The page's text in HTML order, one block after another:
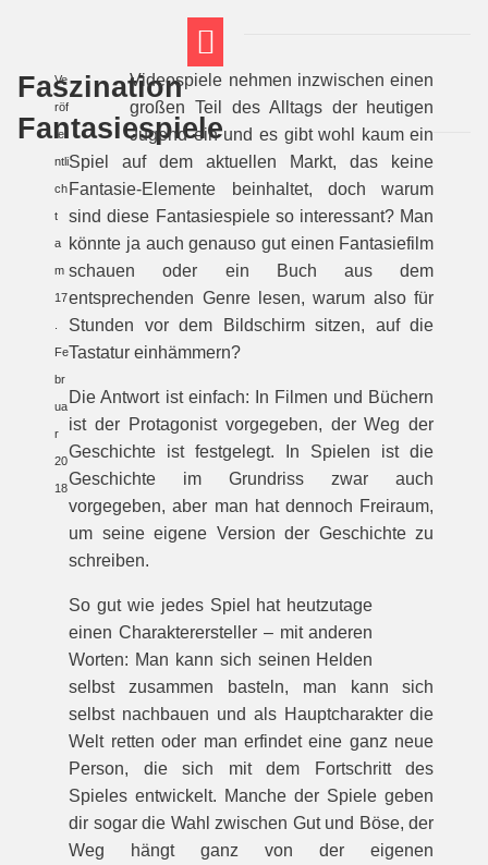
Faszination
Fantasiespiele
Ve
röf
fe
ntli
ch
t
a
m
17
Fe
br
ua
r
20
18
Videospiele nehmen inzwischen einen
großen Teil des Alltags der heutigen
Jugend ein und es gibt wohl kaum ein
Spiel auf dem aktuellen Markt, das keine
Fantasie-Elemente beinhaltet, doch warum
sind diese Fantasiespiele so interessant? Man
könnte ja auch genauso gut einen Fantasiefilm
schauen oder ein Buch aus dem
entsprechenden Genre lesen, warum also für
Stunden vor dem Bildschirm sitzen, auf die
Tastatur einhämmern?
Die Antwort ist einfach: In Filmen und Büchern
ist der Protagonist vorgegeben, der Weg der
Geschichte ist festgelegt. In Spielen ist die
Geschichte im Grundriss zwar auch
vorgegeben, aber man hat dennoch Freiraum,
um seine eigene Version der Geschichte zu
schreiben.
So gut wie jedes Spiel hat heutzutage
einen Charakterersteller – mit anderen
Worten: Man kann sich seinen Helden
selbst zusammen basteln, man kann sich
selbst nachbauen und als Hauptcharakter die
Welt retten oder man erfindet eine ganz neue
Person, die sich mit dem Fortschritt des
Spieles entwickelt. Manche der Spiele geben
dir sogar die Wahl zwischen Gut und Böse, der
Weg hängt ganz von der eigenen